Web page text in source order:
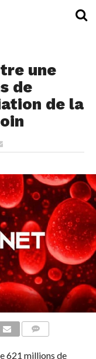
une
de
de la
621 millions de